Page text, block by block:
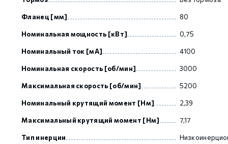
Фланец [мм] 80
Номинальная мощность [кВт] 0,75
Номинальный ток [мА] 4100
Номинальная скорость [об/мин] 3000
Максимальная скорость [об/мин] 5200
Номинальный крутящий момент [Нм] 2,39
Максимальный крутящий момент [Нм] 7,17
Тип инерции
GCAN